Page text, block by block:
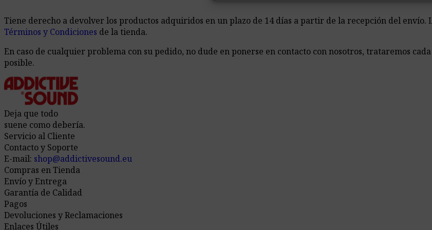
Tiene derecho a devolver los productos adquiridos en un plazo de 14 días a partir de la recepción del envío.
Términos y Condiciones de la tienda.
En caso de cualquier problema con su pedido, no dude en ponerse en contacto con nosotros, trataremos
posible.
Deja que todo
suene como debería.
Servicio al Cliente
Contacto y Soporte
E-mail: shop@addictivesound.eu
Compras en Tienda
Envío y Entrega
Garantía de Calidad
Pagos
Devoluciones y Reclamaciones
Enlaces Útiles